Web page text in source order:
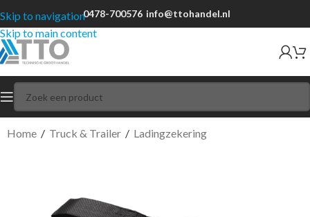
Skip to navigation
Skip to main content
0478-700576 info@ttohandel.nl
Home / Truck & Trailer / Ladingzekering